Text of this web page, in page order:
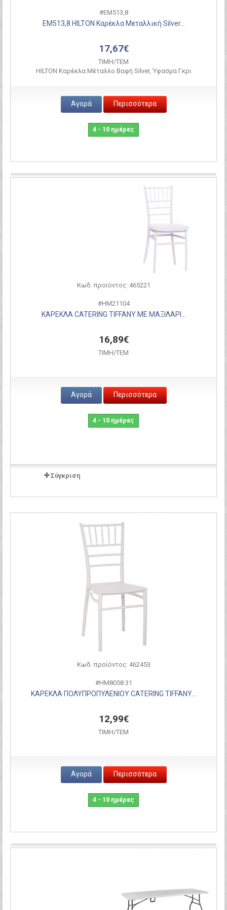
#ΕΜ513,8
ΕΜ513,8 HILTON Καρέκλα Μεταλλική Silver...
17,67€
ΤΙΜH/ΤΕΜ
HILTON Καρέκλα Μέταλλο Βαφή Silver, Ύφασμα Γκρι
Αγορά Περισσότερα
4 - 10 ημέρες
Κωδ. προϊόντος: 465221
#HM21104
ΚΑΡΕΚΛΑ CATERING TIFFANY ΜΕ ΜΑΞΙΛΑΡΙ...
16,89€
ΤΙΜH/ΤΕΜ
Αγορά Περισσότερα
4 - 10 ημέρες
Σύγκριση
Κωδ. προϊόντος: 462453
#HM8058.31
ΚΑΡΕΚΛΑ ΠΟΛΥΠΡΟΠΥΛΕΝΙΟΥ CATERING TIFFANY...
12,99€
ΤΙΜH/ΤΕΜ
Αγορά Περισσότερα
4 - 10 ημέρες